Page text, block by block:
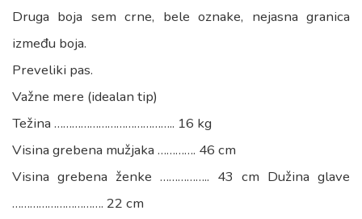
Druga boja sem crne, bele oznake, nejasna granica
između boja.
Preveliki pas.
Važne mere (idealan tip)
Težina ………………………………….. 16 kg
Visina grebena mužjaka …………. 46 cm
Visina grebena ženke …………….. 43 cm Dužina glave
…………………………. 22 cm